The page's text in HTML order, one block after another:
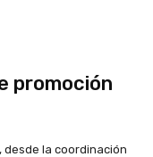
promoción
desde la coordinación